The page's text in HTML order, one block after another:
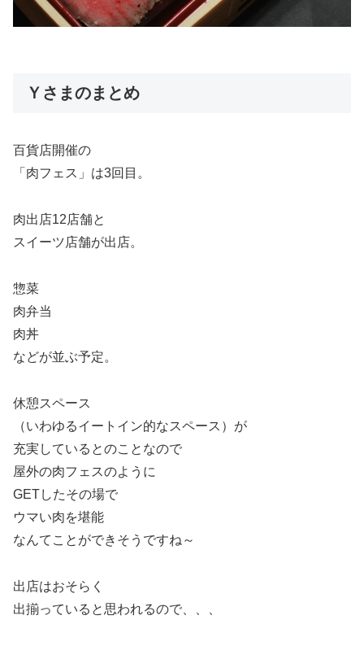
Ｙさまのまとめ
百貨店開催の
「肉フェス」は3回目。
肉出店12店舗と
スイーツ店舗が出店。
惣菜
肉弁当
肉丼
などが並ぶ予定。
休憩スペース
（いわゆるイートイン的なスペース）が
充実しているとのことなので
屋外の肉フェスのように
GETしたその場で
ウマい肉を堪能
なんてことができそうですね～
出店はおそらく
出揃っていると思われるので、、、